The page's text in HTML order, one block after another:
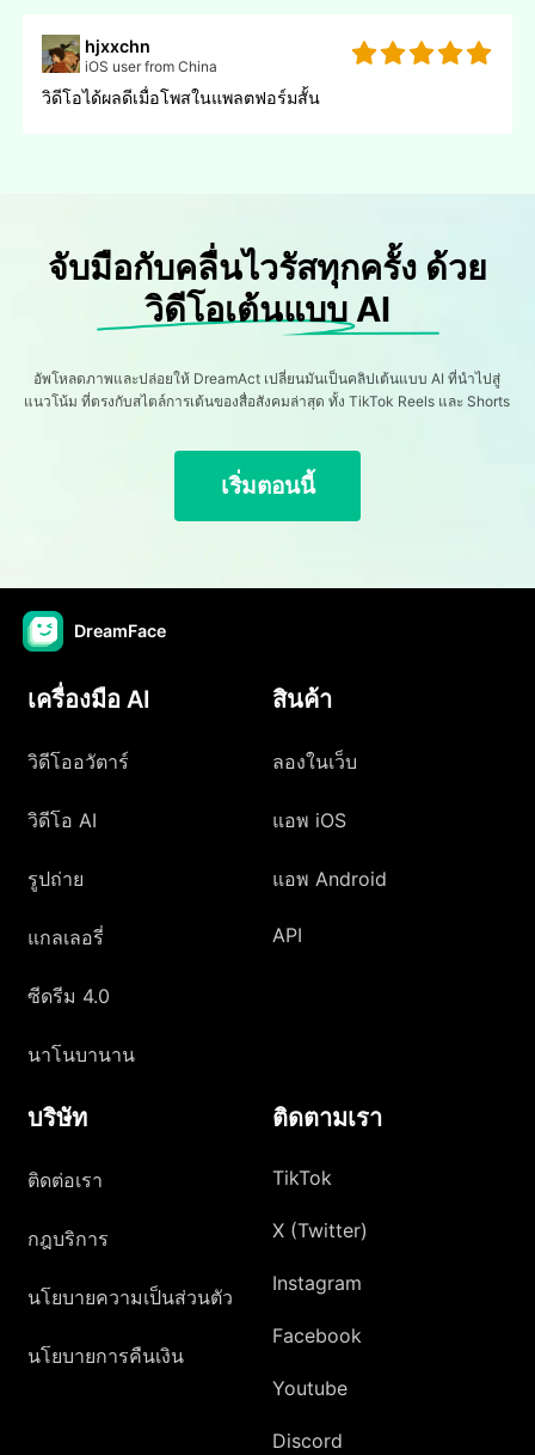
hjxxchn
iOS user from China
วิดีโอได้ผลดีเมื่อโพสในแพลตฟอร์มสั้น
จับมือกับคลื่นไวรัสทุกครั้ง ด้วย
วิดีโอเต้นแบบ AI
อัพโหลดภาพและปล่อยให้ DreamAct เปลี่ยนมันเป็นคลิปเต้นแบบ AI ที่นําไปสู่
แนวโน้ม ที่ตรงกับสไตล์การเต้นของสื่อสังคมล่าสุด ทั้ง TikTok Reels และ Shorts
เริ่มตอนนี้
DreamFace
เครื่องมือ AI
วิดีโออวัตาร์
วิดีโอ AI
รูปถ่าย
แกลเลอรี่
ซีดรีม 4.0
นาโนบานาน
สินค้า
ลองในเว็บ
แอพ iOS
แอพ Android
API
บริษัท
ติดต่อเรา
กฎบริการ
นโยบายความเป็นส่วนตัว
นโยบายการคืนเงิน
ติดตามเรา
TikTok
X (Twitter)
Instagram
Facebook
Youtube
Discord